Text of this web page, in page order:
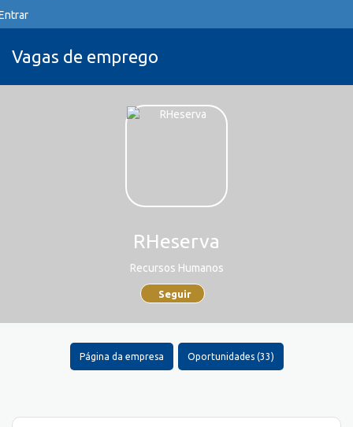
Vagas de emprego
RHeserva
Recursos Humanos
Seguir
Página da empresa Oportunidades (33)